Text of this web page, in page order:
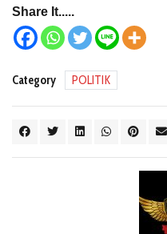
Share It.....
Category POLITIK